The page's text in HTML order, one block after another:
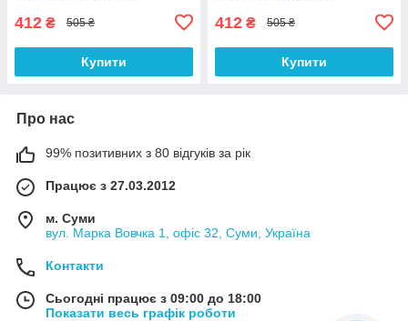
412 ₴ 505 ₴
Купити
412 ₴ 505 ₴
Купити
Про нас
99% позитивних з 80 відгуків за рік
Працює з 27.03.2012
м. Суми
вул. Марка Вовчка 1, офіс 32, Суми, Україна
Контакти
Сьогодні працює з 09:00 до 18:00
Показати весь графік роботи